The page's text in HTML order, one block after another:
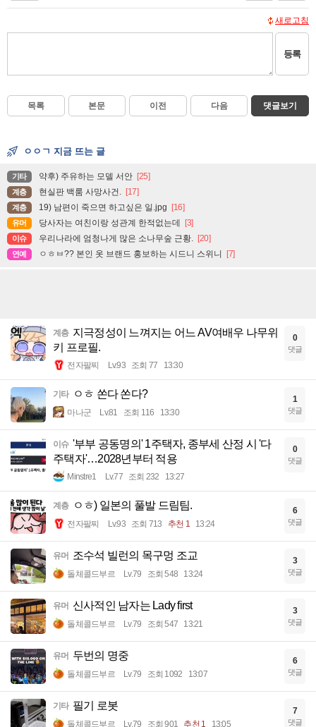
새로고침
등록
목록 본문 이전 다음 댓글보기
ㅇㅇㄱ 지금 뜨는 글
기타 약후) 주유하는 모델 서안 [25]
계층 현실판 백룸 사망사건. [17]
계층 19) 남편이 죽으면 하고싶은 일.jpg [16]
유머 당사자는 여친이랑 성관계 한적없는데 [3]
이슈 우리나라에 엄청나게 많은 소나무숲 근황. [20]
연예 ㅇㅎㅂ?? 본인 옷 브랜드 홍보하는 시드니 스위니 [7]
계층 지극정성이 느껴지는 어느 AV여배우 나무위
키 프로필.
전자팔찌 Lv.93 조회 77 13:30
0
댓글
기타 ㅇㅎ 쏜다 쏜다?
마나군 Lv.81 조회 116 13:30
1
댓글
이슈 '부부 공동명의' 1주택자, 종부세 산정 시 '다
주택자'…2028년부터 적용
Minstre1 Lv.77 조회 232 13:27
0
댓글
계층 ㅇㅎ) 일본의 풀발 드림팀.
전자팔찌 Lv.93 조회 713 추천 1 13:24
6
댓글
유머 조수석 빌런의 목구멍 조교
돌체콜드부르 Lv.79 조회 548 13:24
3
댓글
유머 신사적인 남자는 Lady first
돌체콜드부르 Lv.79 조회 547 13:21
3
댓글
유머 두번의 명중
돌체콜드부르 Lv.79 조회 1092 13:07
6
댓글
기타 필기 로봇
돌체콜드부르 Lv.79 조회 901 추천 1 13:05
7
댓글